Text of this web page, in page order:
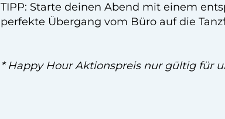
TIPP: Starte deinen Abend mit einem
perfekte Übergang vom Büro auf die
*Happy Hour Aktionspreis nur gültig für